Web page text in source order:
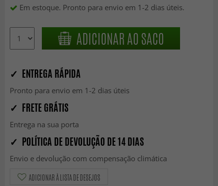
Em estoque. Pronto para envio em 1-2 dias úteis.
ADICIONAR AO SACO
✓ ENTREGA RÁPIDA
Pronto para envio em 1-2 dias úteis
✓ FRETE GRÁTIS
Entrega na sua porta
✓ POLÍTICA DE DEVOLUÇÃO DE 14 DIAS
Envio e devolução com compensação climática
ADICIONAR À LISTA DE DESEJOS